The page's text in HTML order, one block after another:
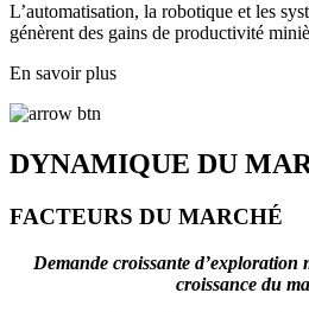
L’automatisation, la robotique et les
génèrent des gains de productivité
En savoir plus
DYNAMIQUE DU
FACTEURS DU MARCHÉ
Demande croissante
croissance du